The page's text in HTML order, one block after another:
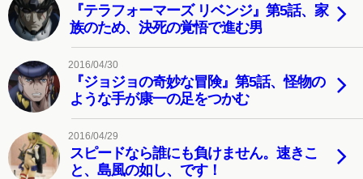
『テラフォーマーズ リベンジ』第5話、家
族のため、決死の覚悟で進む男
2016/04/30
『ジョジョの奇妙な冒険』第5話、怪物の
ような手が康一の足をつかむ
2016/04/29
スピードなら誰にも負けません。速きこ
と、島風の如し、です！